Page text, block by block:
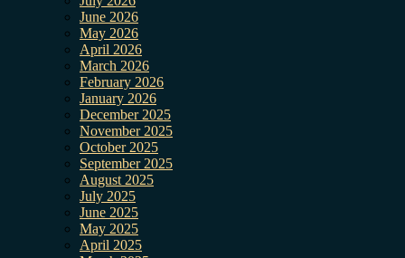
June 2026
May 2026
April 2026
March 2026
February 2026
January 2026
December 2025
November 2025
October 2025
September 2025
August 2025
July 2025
June 2025
May 2025
April 2025